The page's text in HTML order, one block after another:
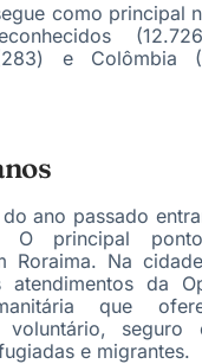
como principal
e Colômbia
ano passado
O principal
Roraima. Na
atendimentos da
que
voluntário,
e migrantes.